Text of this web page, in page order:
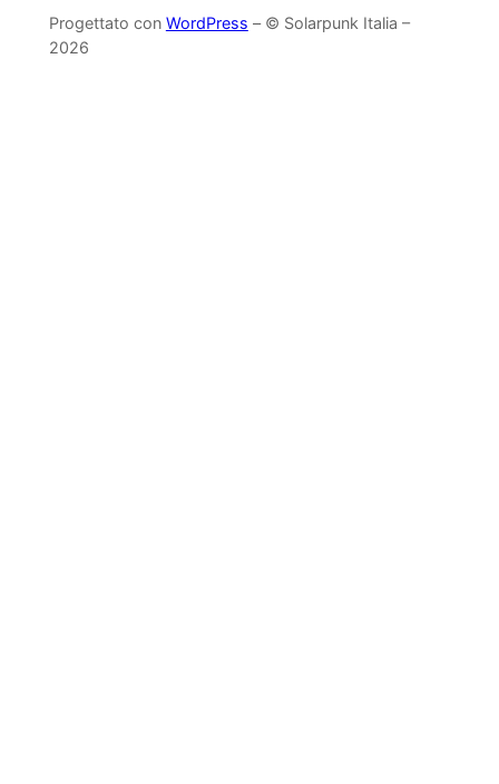
Progettato con WordPress – © Solarpunk Italia –
2026